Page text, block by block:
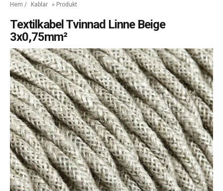
Hem / Kablar » Produkt
Textilkabel Tvinnad Linne Beige
3x0,75mm²